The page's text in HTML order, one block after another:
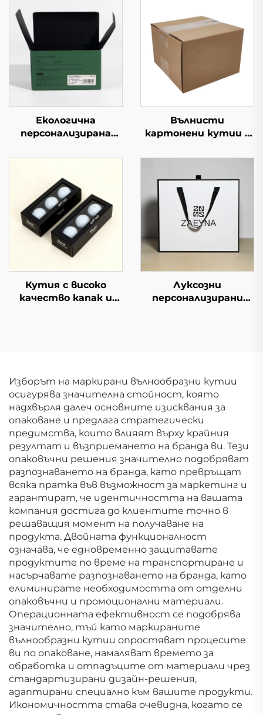
Екологична
персонализирана
кутия от вълнест
кутия за пратки,
дрехи, хартия,
картон, подходяща
за подаръци
Вълнисти
картонени кутии с
печат, икономична
квадратна опаковка
с индивидуален
дизайн на лого
Кутия с високо
качество капак и
топки за тенис и
голф
Луксозни
персонализирани
чекмедже за
опаковане на
тениски и бельо
Изборът на маркирани вълнообразни кутии
осигурява значителна стойност, която
надхвърля далеч основните изисквания за
опаковане и предлага стратегически
предимства, които влияят върху крайния
резултат и възприемането на бранда ви. Тези
опаковъчни решения значително подобряват
разпознаването на бранда, като превръщат
всяка пратка във възможност за маркетинг и
гарантират, че идентичността на вашата
компания достига до клиентите точно в
решаващия момент на получаване на
продукта. Двойната функционалност
означава, че едновременно защитавате
продуктите по време на транспортиране и
насърчавате разпознаването на бранда, като
елиминирате необходимостта от отделни
опаковъчни и промоционални материали.
Операционната ефективност се подобрява
значително, тъй като маркираните
вълнообразни кутии опростяват процесите
ви по опаковане, намаляват времето за
обработка и отпадъците от материали чрез
стандартизирани дизайн-решения,
адаптирани специално към вашите продукти.
Икономичността става очевидна, когато се